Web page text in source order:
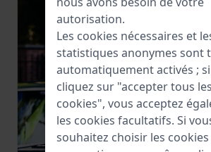
l’achat
femme ?
Publié le3 mars 2025
Dans cet article,
donnons des
trouver la
autorisation.
Les cookies nécessaires et
statistiques anonymes sont
automatiquement activés ;
cliquez sur "accepter tous les
cookies", vous acceptez
les cookies facultatifs. Si
souhaitez choisir les